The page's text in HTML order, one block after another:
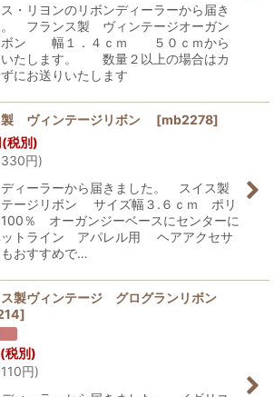
・リヨンのリボンディーラーから届き
。 フランス製 ヴィンテージオーガン
ボン 幅１．４ｃｍ ５０ｃｍから
いたします。 数量２以上の場合はカ
にお送りいたします
製 ヴィンテージリボン [mb2278]
(税別)
330円)
ディーラーから届きました。 スイス製
テージリボン サイズ幅３.６ｃｍ ポリ
％ オーガンジーベースにセンターに
ットライン アパレル用 ヘアアクセサ
もおすすめで…
製ヴィンテージ グログランリボン
]
(税別)
110円)